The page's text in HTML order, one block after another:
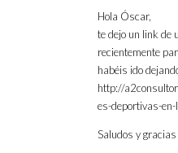
Hola Óscar,
te dejo un link de
recientemente
habéis ido
http://
es-deportivas-
Saludos y